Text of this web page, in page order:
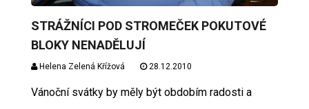
STRÁŽNÍCI POD STROMEČEK POKUTOVÉ
BLOKY NENADĚLUJÍ
Helena Zelená Křížová 28.12.2010
Vánoční svátky by měly být obdobím radosti a